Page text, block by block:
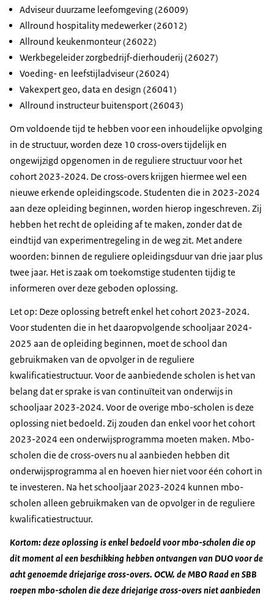
Adviseur duurzame leefomgeving (26009)
Allround hospitality medewerker (26012)
Allround keukenmonteur (26022)
Werkbegeleider zorgbedrijf-dierhouderij (26027)
Voeding- en leefstijladviseur (26024)
Vakexpert geo, data en design (26041)
Allround instructeur buitensport (26043)
Om voldoende tijd te hebben voor een inhoudelijke opvolging
in de structuur, worden deze 10 cross-overs tijdelijk en
ongewijzigd opgenomen in de reguliere structuur voor het
cohort 2023-2024. De cross-overs krijgen hiermee wel een
nieuwe erkende opleidingscode. Studenten die in 2023-2024
aan deze opleiding beginnen, worden hierop ingeschreven. Zij
hebben het recht de opleiding af te maken, zonder dat de
eindtijd van experimentregeling in de weg zit. Met andere
woorden: binnen de reguliere opleidingsduur van drie jaar plus
twee jaar. Het is zaak om toekomstige studenten tijdig te
informeren over deze geboden oplossing.
Let op: Deze oplossing betreft enkel het cohort 2023-2024.
Voor studenten die in het daaropvolgende schooljaar 2024-
2025 aan de opleiding beginnen, moet de school dan
gebruikmaken van de opvolger in de reguliere
kwalificatiestructuur. Voor de aanbiedende scholen is het van
belang dat er sprake is van continuïteit van onderwijs in
schooljaar 2023-2024. Voor de overige mbo-scholen is deze
oplossing niet bedoeld. Zij zouden dan enkel voor het cohort
2023-2024 een onderwijsprogramma moeten maken. Mbo-
scholen die de cross-overs nu al aanbieden hebben dit
onderwijsprogramma al en hoeven hier niet voor één cohort in
te investeren. Na het schooljaar 2023-2024 kunnen mbo-
scholen alleen gebruikmaken van de opvolger in de reguliere
kwalificatiestructuur.
Kortom: deze oplossing is enkel bedoeld voor mbo-scholen die op
dit moment al een beschikking hebben ontvangen van DUO voor de
acht genoemde driejarige cross-overs. OCW, de MBO Raad en SBB
roepen mbo-scholen die deze driejarige cross-overs niet aanbieden